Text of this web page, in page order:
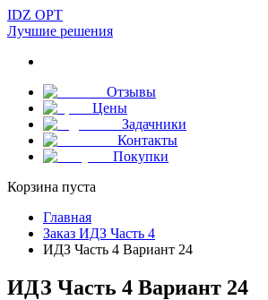
IDZ OPT
Лучшие решения
Отзывы
Цены
Задачники
Контакты
Покупки
Корзина пуста
Главная
Заказ ИДЗ Часть 4
ИДЗ Часть 4 Вариант 24
ИДЗ Часть 4 Вариант 24